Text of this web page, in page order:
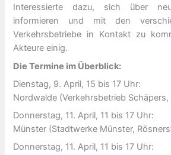
Interessierte dazu, sich über
informieren und mit den
Verkehrsbetriebe in Kontakt zu
Akteure einig.
Die Termine im Überblick:
Dienstag, 9. April, 15 bis 17 Uhr:
Nordwalde (Verkehrsbetrieb Schäpers,
Donnerstag, 11. April, 11 bis 17 Uhr:
Münster (Stadtwerke Münster,
Donnerstag, 11. April, 11 bis 17 Uhr: